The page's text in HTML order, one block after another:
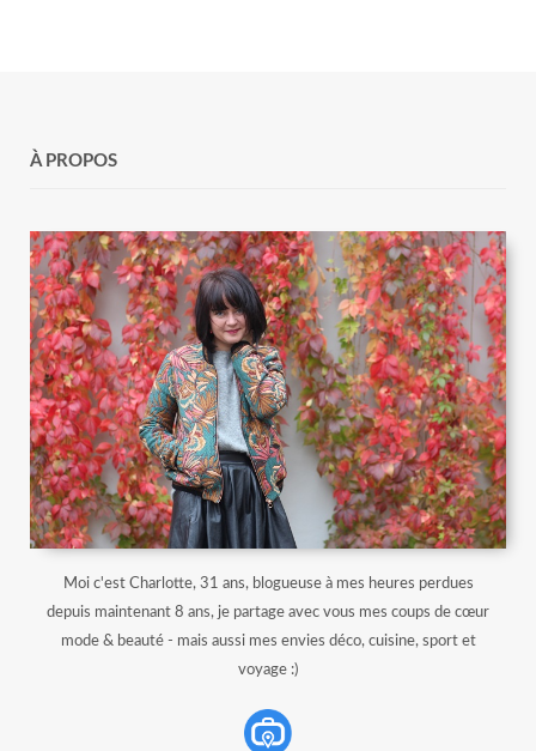
À PROPOS
Moi c'est Charlotte, 31 ans, blogueuse à mes heures perdues
depuis maintenant 8 ans, je partage avec vous mes coups de cœur
mode & beauté - mais aussi mes envies déco, cuisine, sport et
voyage :)